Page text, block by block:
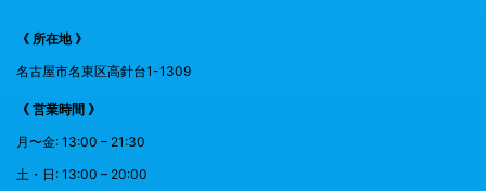
《 所在地 》
名古屋市名東区高針台1-1309
《 営業時間 》
月〜金: 13:00 – 21:30
土・日: 13:00 – 20:00